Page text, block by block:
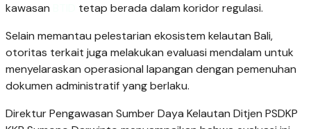
kawasan
tetap berada dalam koridor regulasi.
Selain memantau pelestarian ekosistem kelautan Bali,
otoritas terkait juga melakukan evaluasi mendalam untuk
menyelaraskan operasional lapangan dengan pemenuhan
dokumen administratif yang berlaku.
Direktur Pengawasan Sumber Daya Kelautan Ditjen PSDKP